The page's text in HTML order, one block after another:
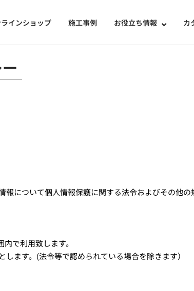
インショップ 施工事例 お役立ち情報 カ
について個人情報保護に関する法令およびその他の
で利用致します。
ます。(法令等で認められている場合を除きます）